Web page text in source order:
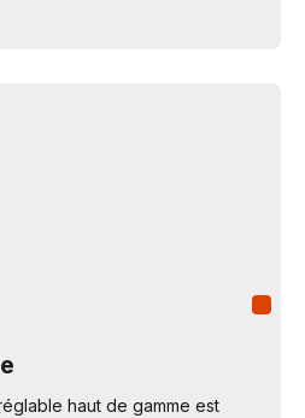
haut de gamme est